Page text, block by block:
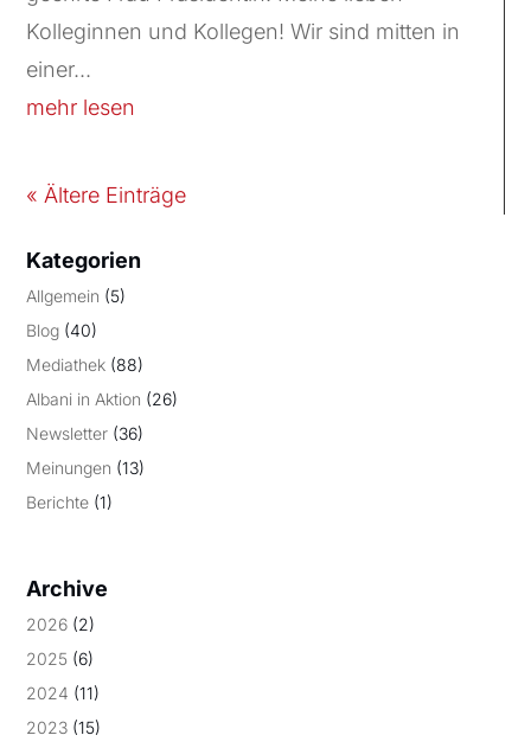
Kolleginnen und Kollegen! Wir sind mitten in
einer...
mehr lesen
« Ältere Einträge
Kategorien
Allgemein (5)
Blog (40)
Mediathek (88)
Albani in Aktion (26)
Newsletter (36)
Meinungen (13)
Berichte (1)
Archive
2026 (2)
2025 (6)
2024 (11)
2023 (15)